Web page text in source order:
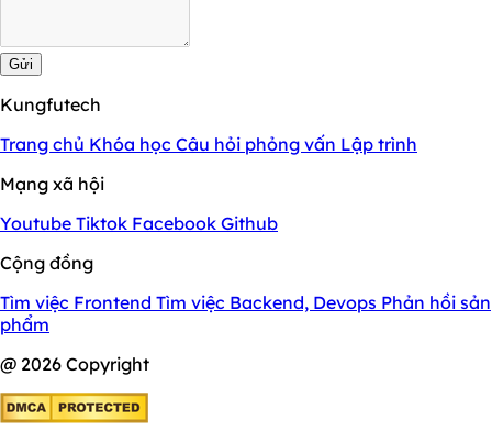
Gửi
Kungfutech
Trang chủ Khóa học Câu hỏi phỏng vấn Lập trình
Mạng xã hội
Youtube Tiktok Facebook Github
Cộng đồng
Tìm việc Frontend Tìm việc Backend, Devops Phản hồi sản
phẩm
@ 2026 Copyright